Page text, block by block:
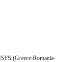
(Greece-Romania-